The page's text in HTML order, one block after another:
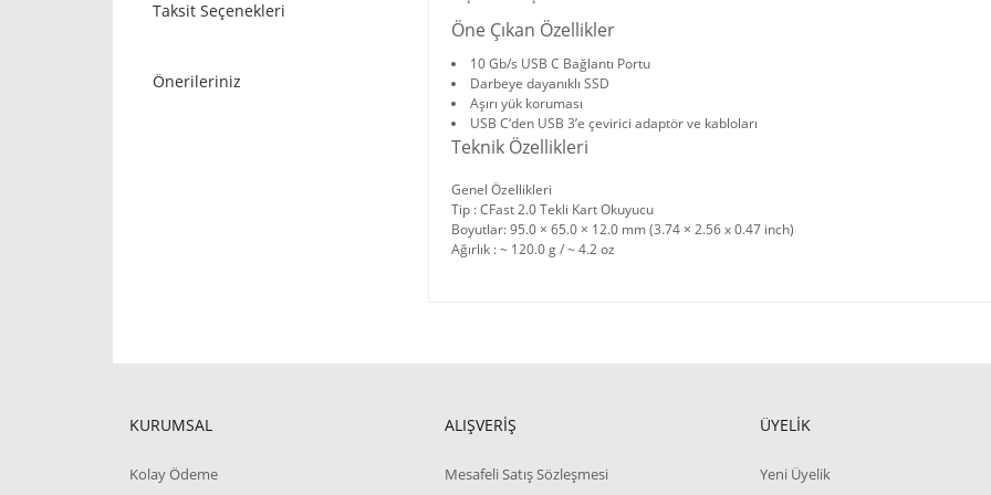
Taksit Seçenekleri
Önerileriniz
Öne Çıkan Özellikler
10 Gb/s USB C Bağlantı Portu
Darbeye dayanıklı SSD
Aşırı yük koruması
USB C‘den USB 3’e çevirici adaptör ve kabloları
Teknik Özellikleri
Genel Özellikleri
Tip : CFast 2.0 Tekli Kart Okuyucu
Boyutlar: 95.0 × 65.0 × 12.0 mm (3.74 × 2.56 x 0.47 inch)
Ağırlık : ~ 120.0 g / ~ 4.2 oz
KURUMSAL
Kolay Ödeme
ALIŞVERİŞ
Mesafeli Satış Sözleşmesi
ÜYELİK
Yeni Üyelik